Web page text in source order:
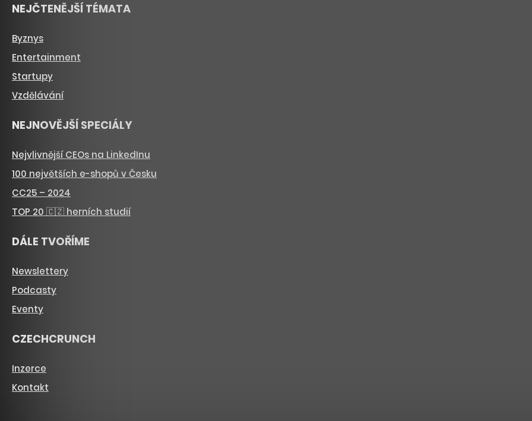
NEJČTENĚJŠÍ TÉMATA
Byznys
Entertainment
Startupy
Vzdělávání
NEJNOVĚJŠÍ SPECIÁLY
Nejvlivnější CEOs na LinkedInu
100 největších e-shopů v Česku
CC25 – 2024
TOP 20 🇨🇿 herních studií
DÁLE TVOŘÍME
Newslettery
Podcasty
Eventy
CZECHCRUNCH
Inzerce
Kontakt